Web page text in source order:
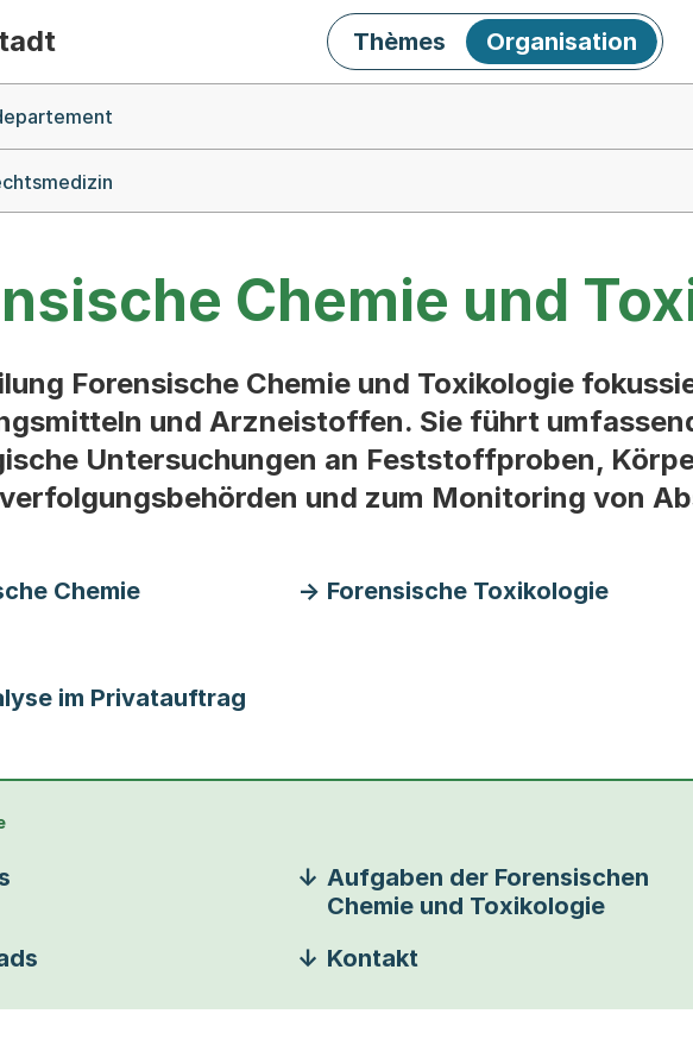
Thèmes Organisation
Chemie und
Forensische Chemie und Toxikologie
und Arzneistoffen. Sie führt
Untersuchungen an Feststoffproben,
und zum Monitoring von
Chemie Forensische Toxikologie
im Privatauftrag
Aufgaben der Forensischen
Chemie und Toxikologie
Kontakt